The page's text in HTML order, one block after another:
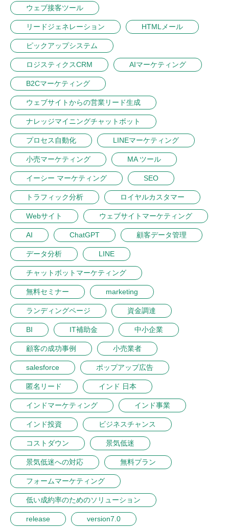
ウェブ接客ツール
リードジェネレーション HTMLメール
ピックアップシステム
ロジスティクスCRM AIマーケティング
B2Cマーケティング
ウェブサイトからの営業リード生成
ナレッジマイニングチャットボット
プロセス自動化 LINEマーケティング
小売マーケティング MA ツール
イーシー マーケティング SEO
トラフィック分析 ロイヤルカスタマー
Webサイト ウェブサイトマーケティング
AI ChatGPT 顧客データ管理
データ分析 LINE
チャットボットマーケティング
無料セミナー marketing
ランディングページ 資金調達
BI IT補助金 中小企業
顧客の成功事例 小売業者
salesforce ポップアップ広告
匿名リード インド 日本
インドマーケティング インド事業
インド投資 ビジネスチャンス
コストダウン 景気低迷
景気低迷への対応 無料プラン
フォームマーケティング
低い成約率のためのソリューション
release version7.0